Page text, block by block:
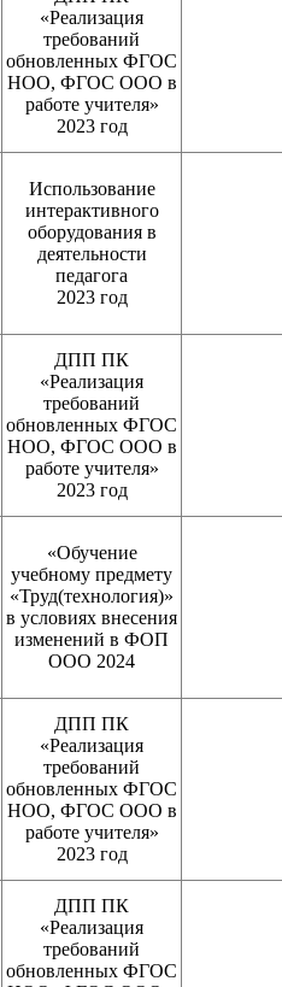
«Реализация
требований
обновленных ФГОС
НОО, ФГОС ООО в
работе учителя»
2023 год
Использование
интерактивного
оборудования в
деятельности
педагога
2023 год
ДПП ПК
«Реализация
требований
обновленных ФГОС
НОО, ФГОС ООО в
работе учителя»
2023 год
«Обучение
учебному предмету
«Труд(технология)»
в условиях внесения
изменений в ФОП
ООО 2024
ДПП ПК
«Реализация
требований
обновленных ФГОС
НОО, ФГОС ООО в
работе учителя»
2023 год
ДПП ПК
«Реализация
требований
обновленных ФГОС